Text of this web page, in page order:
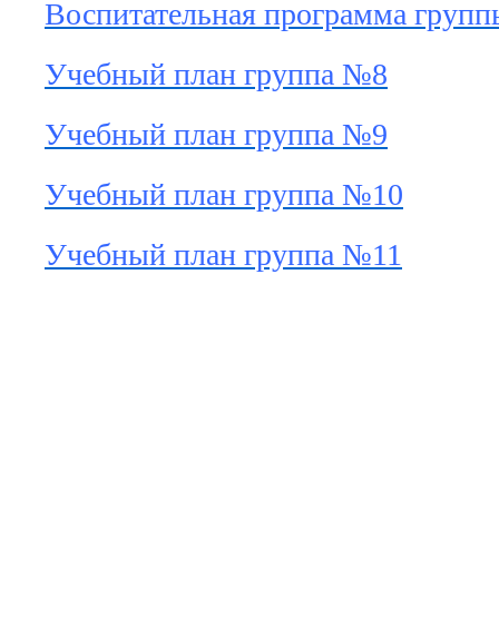
Воспитательная программа
Учебный план группа №8
Учебный план группа №9
Учебный план группа №10
Учебный план группа №11